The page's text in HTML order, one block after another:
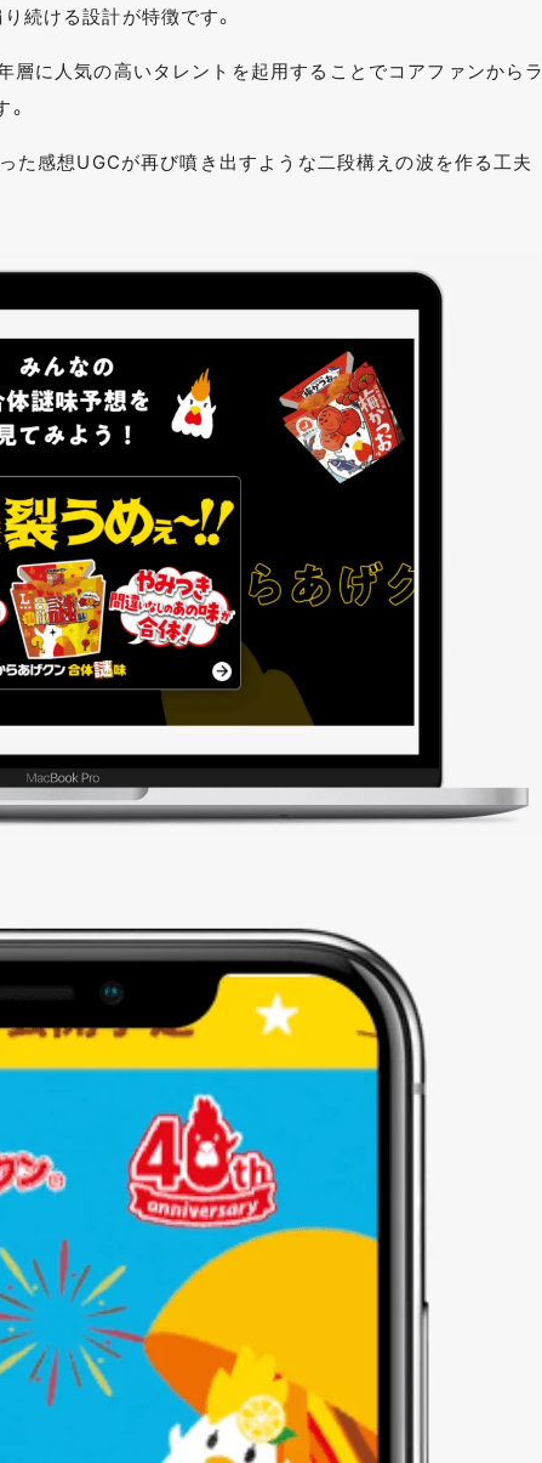
続ける設計が特徴です。
層に人気の高いタレントを起用することでコアファンからラ
った感想UGCが再び噴き出すような二段構えの波を作る工夫